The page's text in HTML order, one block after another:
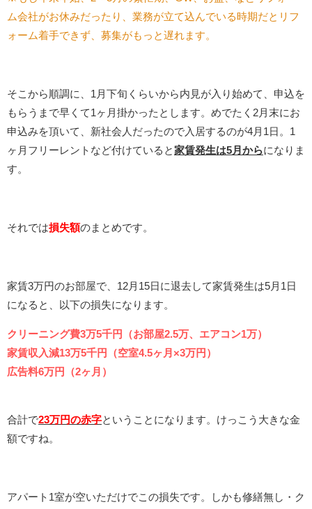
ム会社がお休みだったり、業務が立て込んでいる時期だとリフ
ォーム着手できず、募集がもっと遅れます。
そこから順調に、1月下旬くらいから内見が入り始めて、申込を
もらうまで早くて1ヶ月掛かったとします。めでたく2月末にお
申込みを頂いて、新社会人だったので入居するのが4月1日。1
ヶ月フリーレントなど付けていると 家賃発生は5月からになりま
す。
それでは損失額のまとめです。
家賃3万円のお部屋で、12月15日に退去して家賃発生は5月1日
になると、以下の損失になります。
クリーニング費3万5千円（お部屋2.5万、エアコン1万）
家賃収入減13万5千円（空室4.5ヶ月×3万円）
広告料6万円（2ヶ月）
合計で23万円の赤字 ということになります。けっこう大きな金
額ですね。
アパート1室が空いただけでこの損失です。しかも修繕無し・ク